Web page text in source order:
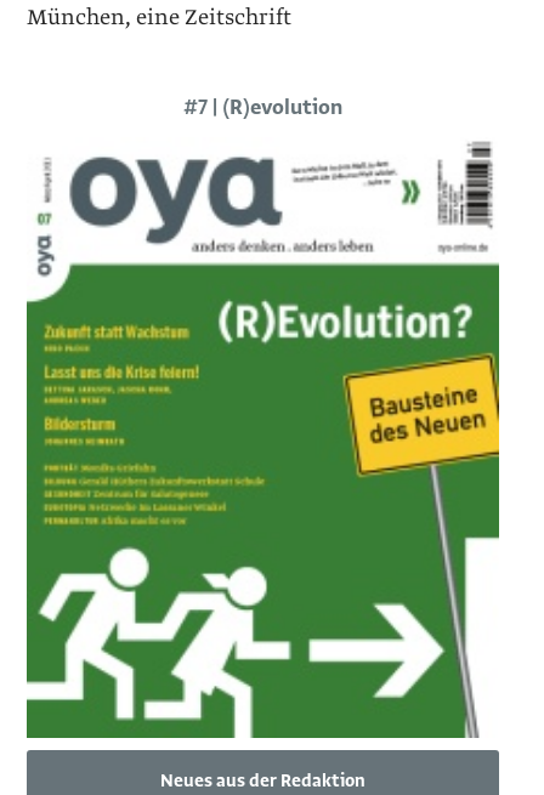
München, eine Zeitschrift
#7 | (R)evolution
Neues aus der Redaktion